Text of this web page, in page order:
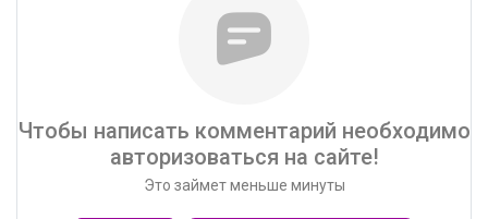
Чтобы написать комментарий необходимо
авторизоваться на сайте!
Это займет меньше минуты